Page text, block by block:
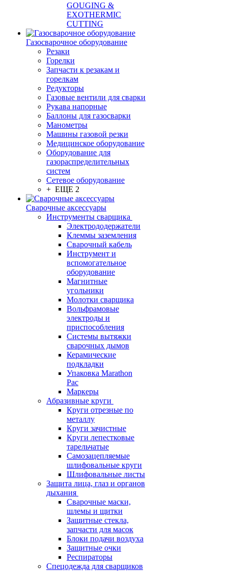
GOUGING &
EXOTHERMIC
CUTTING
Газосварочное оборудование
Резаки
Горелки
Запчасти к резакам и
горелкам
Редукторы
Газовые вентили для сварки
Рукава напорные
Баллоны для газосварки
Манометры
Машины газовой резки
Медицинское оборудование
Оборудование для
газораспределительных
систем
Сетевое оборудование
+ ЕЩЕ 2
Сварочные аксессуары
Инструменты сварщика
Электрододержатели
Клеммы заземления
Сварочный кабель
Инструмент и
вспомогательное
оборудование
Магнитные
угольники
Молотки сварщика
Вольфрамовые
электроды и
приспособления
Системы вытяжки
сварочных дымов
Керамические
подкладки
Упаковка Marathon
Pac
Маркеры
Абразивные круги
Круги отрезные по
металлу
Круги зачистные
Круги лепестковые
тарельчатые
Самозацепляемые
шлифовальные круги
Шлифовальные листы
Защита лица, глаз и органов
дыхания
Сварочные маски,
шлемы и щитки
Защитные стекла,
запчасти для масок
Блоки подачи воздуха
Защитные очки
Респираторы
Спецодежда для сварщиков